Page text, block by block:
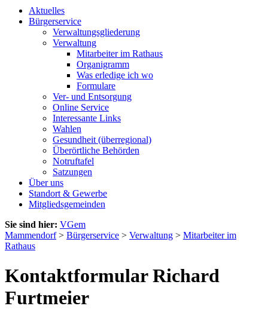
Aktuelles
Bürgerservice
Verwaltungsgliederung
Verwaltung
Mitarbeiter im Rathaus
Organigramm
Was erledige ich wo
Formulare
Ver- und Entsorgung
Online Service
Interessante Links
Wahlen
Gesundheit (überregional)
Überörtliche Behörden
Notruftafel
Satzungen
Über uns
Standort & Gewerbe
Mitgliedsgemeinden
Sie sind hier: VGem
Mammendorf> Bürgerservice > Verwaltung > Mitarbeiter im
Rathaus
Kontaktformular Richard
Furtmeier